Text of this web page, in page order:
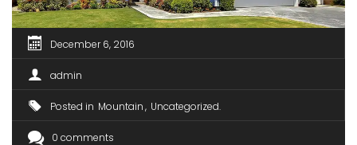
December 6, 2016
admin
Posted in Mountain Uncategorized
0 comments